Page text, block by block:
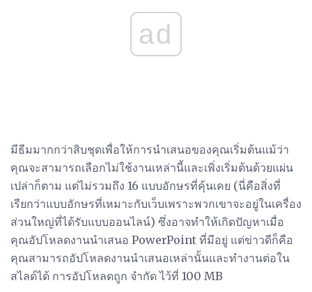
ad
มีธีมมากกว่าสิบชุดเพื่อให้การนำเสนอของคุณเริ่มต้นแม้ว่า
คุณจะสามารถเลือกไม่ใช้งานเหล่านี้และเพิ่งเริ่มต้นด้วยแผ่น
เปล่าก็ตาม แต่ไม่รวมถึง 16 แบบอักษรที่คุ้นเคย (นี่คือสิ่งที่
เรียกว่าแบบอักษรที่เหมาะกับเว็บเพราะพวกเขาจะอยู่ในเครื่อง
ส่วนใหญ่ที่ได้รับแบบออนไลน์) ซึ่งอาจทำให้เกิดปัญหาเมื่อ
คุณอัปโหลดงานนำเสนอ PowerPoint ที่มีอยู่ แต่ข่าวดีก็คือ
คุณสามารถอัปโหลดงานนำเสนอเหล่านั้นและทำงานต่อใน
สไลด์ได้ การอัปโหลดถูก จำกัด ไว้ที่ 100 MB